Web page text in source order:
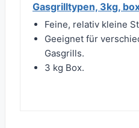
Gasgrilltypen, 3kg,
Feine, relativ kleine
Geeignet für
Gasgrills.
3 kg Box.